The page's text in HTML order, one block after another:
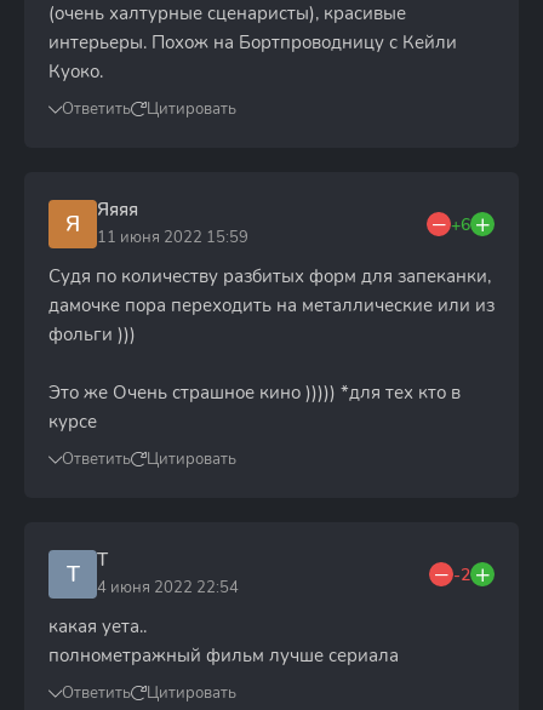
(очень халтурные сценаристы), красивые
интерьеры. Похож на Бортпроводницу с Кейли
Куоко.
Ответить Цитировать
Я Яяяя
11 июня 2022 15:59
+6
Судя по количеству разбитых форм для запеканки,
дамочке пора переходить на металлические или из
фольги )))
Это же Очень страшное кино ))))) *для тех кто в
курсе
Ответить Цитировать
Т Т
4 июня 2022 22:54
-2
какая уета..
полнометражный фильм лучше сериала
Ответить Цитировать